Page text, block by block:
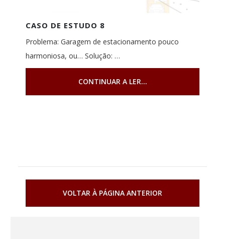
CASO DE ESTUDO 8
Problema: Garagem de estacionamento pouco
harmoniosa, ou… Solução: …
CONTINUAR A LER...
VOLTAR À PÁGINA ANTERIOR